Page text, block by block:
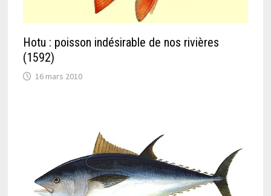
Hotu : poisson indésirable de nos rivières
(1592)
16 mars 2010